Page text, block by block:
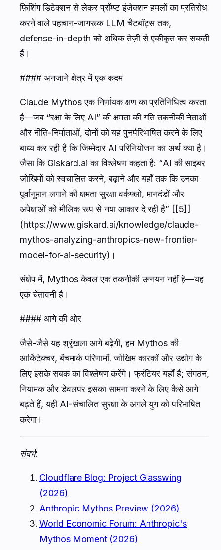
फ़िशिंग डिटेक्शन से लेकर प्रॉम्प्ट इंजेक्शन हमलों का प्रतिरोध
करने वाले पहचान-जागरूक LLM चैटबॉट्स तक,
defense-in-depth को अधिक तेज़ी से एकीकृत कर सकती
हैं।
#### अनजाने क्षेत्र में एक कदम
Claude Mythos एक निर्णायक क्षण का प्रतिनिधित्व करता
है—जब “रक्षा के लिए AI” की क्षमता की गति तकनीकी नेताओं
और नीति-निर्माताओं, दोनों को यह पुनर्परिभाषित करने के लिए
बाध्य कर रही है कि जिम्मेदार AI परिनियोजन का अर्थ क्या है।
जैसा कि Giskard.ai का विश्लेषण कहता है: “AI की साइबर
जोखिमों को स्वचालित करने, बढ़ाने और यहाँ तक कि उनका
पूर्वानुमान लगाने की क्षमता सुरक्षा वर्कफ़्लो, मानदंडों और
अपेक्षाओं को मौलिक रूप से नया आकार दे रही है” [[5]]
(https://www.giskard.ai/knowledge/claude-
mythos-analyzing-anthropics-new-frontier-
model-for-ai-security)।
संक्षेप में, Mythos केवल एक तकनीकी उन्नयन नहीं है—यह
एक चेतावनी है।
#### आगे की ओर
जैसे-जैसे यह श्रृंखला आगे बढ़ेगी, हम Mythos की
आर्किटेक्चर, बेंचमार्क परिणामों, जोखिम कारकों और उद्योग के
लिए इसके सबक का विश्लेषण करेंगे। फ्रंटियर यहाँ है; संगठन,
नियामक और डेवलपर इसका सामना करने के लिए कैसे आगे
बढ़ते हैं, यही AI-संचालित सुरक्षा के अगले युग को परिभाषित
करेगा।
संदर्भ:
Cloudflare Blog: Project Glasswing
(2026)
Anthropic Mythos Preview (2026)
World Economic Forum: Anthropic's
Mythos Moment (2026)